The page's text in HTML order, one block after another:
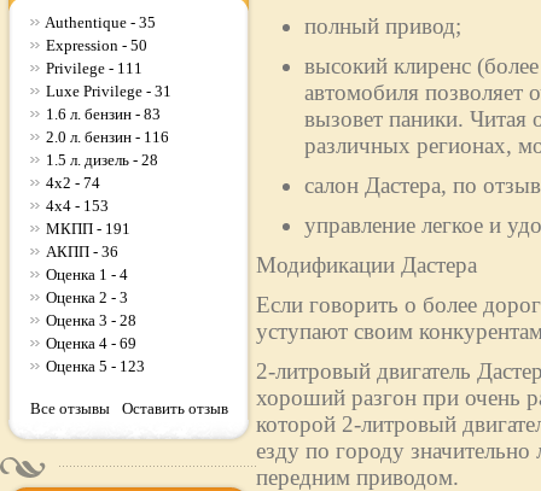
Authentique - 35
Expression - 50
Privilege - 111
Luxe Privilege - 31
1.6 л. бензин - 83
2.0 л. бензин - 116
1.5 л. дизель - 28
4x2 - 74
4x4 - 153
МКПП - 191
АКПП - 36
Оценка 1 - 4
Оценка 2 - 3
Оценка 3 - 28
Оценка 4 - 69
Оценка 5 - 123
Все отзывы Оставить отзыв
полный привод;
высокий клиренс
автомобиля позволяет
вызовет паники. Читая
различных регионах,
салон Дастера, по
управление легкое и
Модификации Дастера
Если говорить о более
уступают своим
2-литровый двигатель
хороший разгон при очень
которой 2-литровый
езду по городу
передним приводом.